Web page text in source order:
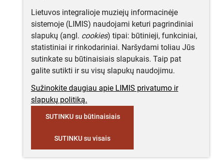
Lietuvos integralioje muziejų informacinėje
sistemoje (LIMIS) naudojami keturi pagrindiniai
slapukų (angl. cookies) tipai: būtinieji, funkciniai,
statistiniai ir rinkodariniai. Naršydami toliau Jūs
sutinkate su būtinaisiais slapukais. Taip pat
galite sutikti ir su visų slapukų naudojimu.
Sužinokite daugiau apie LIMIS privatumo ir
slapukų politiką.
SUTINKU su būtinaisiais
SUTINKU su visais